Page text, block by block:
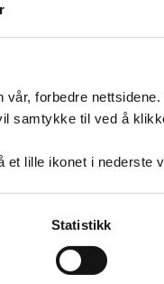
forbedre
samtykke til ved å
lille ikonet i nederste
Statistikk
vårt, sier
det nok godt,
de mener dette
Først og fremst
for å lete etter «feil»
er stor og gir